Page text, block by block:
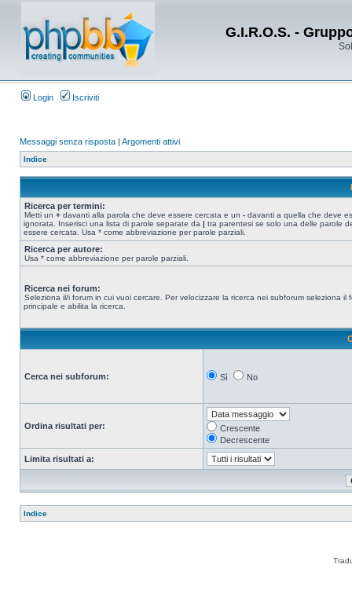
G.I.R.O.S. -
Login Iscriviti
Messaggi senza risposta | Argomenti attivi
Indice
Ricerca per termini:
Metti un + davanti alla parola che deve essere cercata e un - davanti a quella che deve
ignorata. Inserisci una lista di parole separate da | tra parentesi se solo una delle parole
essere cercata. Usa * come abbreviazione per parole parziali.
Ricerca per autore:
Usa * come abbreviazione per parole parziali.
Ricerca nei forum:
Seleziona il/i forum in cui vuoi cercare. Per velocizzare la ricerca nei subforum seleziona il
principale e abilita la ricerca.
Cerca nei subforum: Sì No
Ordina risultati per:
Crescente
Decrescente
Limita risultati a:
Indice